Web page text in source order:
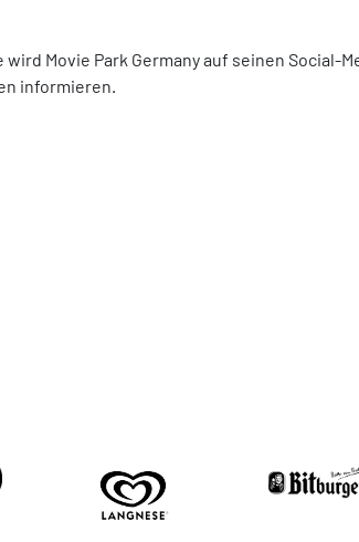
Movie Park Germany auf seinen Social-
informieren.